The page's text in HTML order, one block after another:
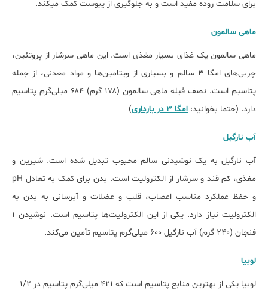
برای سلامت روده مفید است و به جلوگیری از یبوست کمک می‎کند.
ماهی سالمون
ماهی سالمون یک غذای بسیار مغذی است. این ماهی سرشار از پروتئین،
چربی‌های امگا ۳ سالم و بسیاری از ویتامین‌ها و مواد معدنی، از جمله
پتاسیم است. نصف فیله ماهی سالمون (۱۷۸ گرم) ۶۸۴ میلی‌گرم پتاسیم
دارد. (حتما بخوانید: امگا ۳ در بارداری )
آب نارگیل
آب نارگیل به یک نوشیدنی سالم محبوب تبدیل شده است. شیرین و
مغذی، کم قند و سرشار از الکترولیت است. بدن برای کمک به تعادل pH
و حفظ عملکرد مناسب اعصاب، قلب و عضلات و آبرسانی به بدن به
الکترولیت نیاز دارد. یکی از این الکترولیت‌ها پتاسیم است. نوشیدن ۱
فنجان (۲۴۰ گرم) آب نارگیل ۶۰۰ میلی‌گرم پتاسیم تأمین می‌کند.
لوبیا
لوبیا یکی از بهترین منابع پتاسیم است که ۴۲۱ میلی‌گرم پتاسیم در ۱/۲